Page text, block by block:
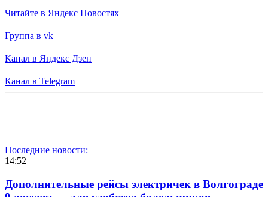
Читайте в Яндекс Новостях
Группа в vk
Канал в Яндекс Дзен
Канал в Telegram
Последние новости:
14:52
Дополнительные рейсы электричек в Волгограде